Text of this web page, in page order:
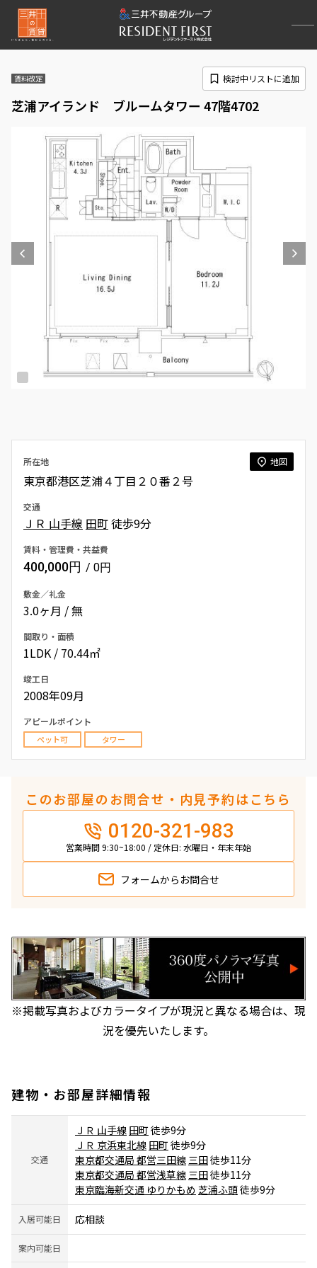
賃料改定
芝浦アイランド ブルームタワー 47階4702
検討中リストに追加
所在地 地図
東京都港区芝浦４丁目２０番２号
交通
ＪＲ 山手線 田町徒歩9分
賃料・管理費・共益費
400,000円 / 0円
敷金／礼金
3.0ヶ月 / 無
間取り・面積
1LDK / 70.44㎡
竣工日
2008年09月
アピールポイント
ペット可 タワー
このお部屋のお問合せ・内見予約はこちら
0120-321-983
営業時間 9:30~18:00 / 定休日: 水曜日・年末年始
フォームから お問合せ
※掲載写真およびカラータイプが現況と異なる場合は、現
況を優先いたします。
建物・お部屋詳細情報
交通
ＪＲ 山手線 田町 徒歩9分
ＪＲ 京浜東北線 田町 徒歩9分
東京都交通局 都営三田線 三田徒歩11分
東京都交通局 都営浅草線 三田徒歩11分
東京臨海新交通 ゆりかもめ 芝浦ふ頭徒歩9分
入居可能日 応相談
案内可能日